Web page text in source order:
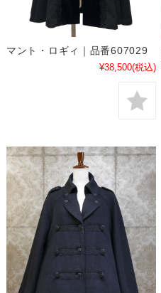
マント・ロギィ｜品番607029
¥38,500(税込)